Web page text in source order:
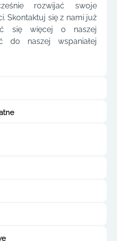
rozwijać swoje
Skontaktuj się z nami już
się więcej o naszej
do naszej wspaniałej